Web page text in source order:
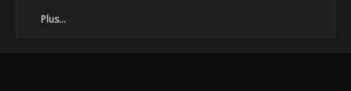
Plus...